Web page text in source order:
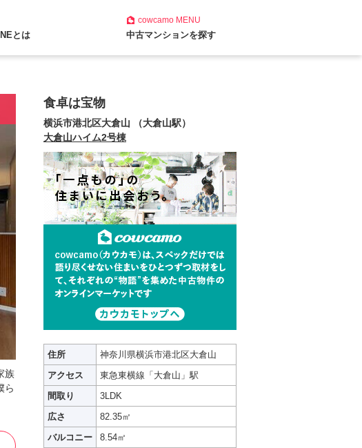
とは
cowcamoMENU
中古マンションを探す
族
ら
食卓は宝物
横浜市港北区大倉山 （大倉山駅）
大倉山ハイム2号棟
住所
神奈川県横浜市港北区大倉山
アクセス
東急東横線「大倉山」駅
間取り
3LDK
広さ
82.35㎡
バルコニー
8.54㎡